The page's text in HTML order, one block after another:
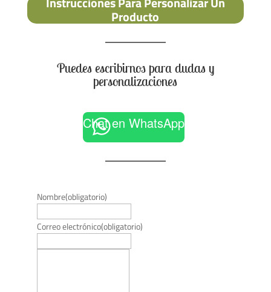
Producto
Puedes escribirnos para dudas y
personalizaciones
Chat en WhatsApp
Nombre(obligatorio)
Correo electrónico(obligatorio)